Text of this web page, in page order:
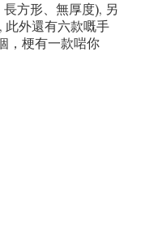
方形、無厚度), 另
此外還有六款嘅手
，梗有一款啱你